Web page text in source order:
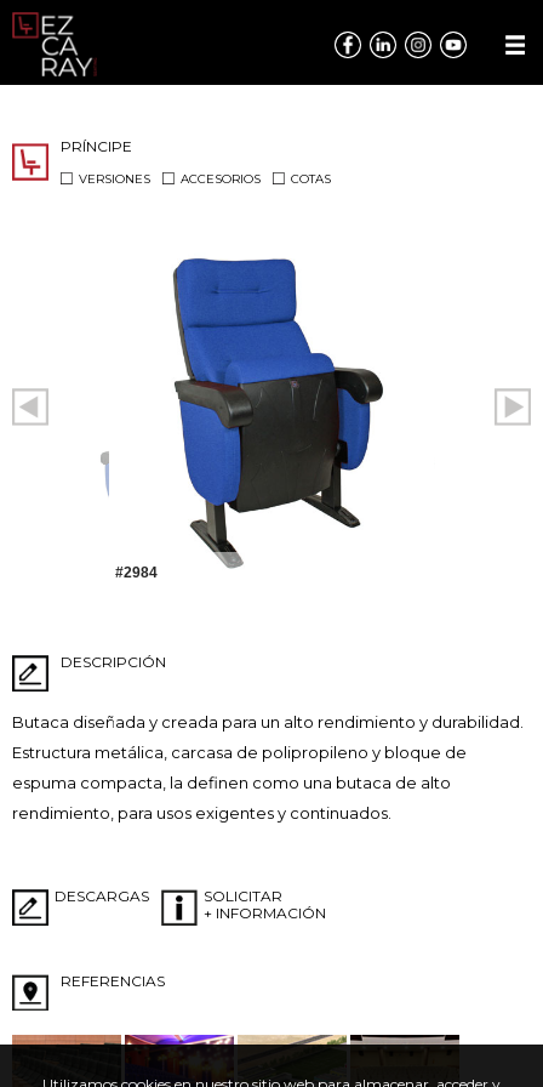
PRÍNCIPE
VERSIONES ACCESORIOS COTAS
#2984
DESCRIPCIÓN
Butaca diseñada y creada para un alto rendimiento y durabilidad.
Estructura metálica, carcasa de polipropileno y bloque de
espuma compacta, la definen como una butaca de alto
rendimiento, para usos exigentes y continuados.
DESCARGAS
SOLICITAR
+ INFORMACIÓN
REFERENCIAS